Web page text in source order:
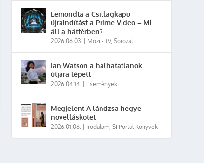
Lemondta a Csillagkapu-
újraindítást a Prime Video – Mi
áll a háttérben?
2026.06.03. Mozi - TV,Sorozat
Ian Watson a halhatatlanok
útjára lépett
2026.04.14. Események
Megjelent A lándzsa hegye
novelláskötet
2026.01.06. Irodalom,SFPortal Könyvek